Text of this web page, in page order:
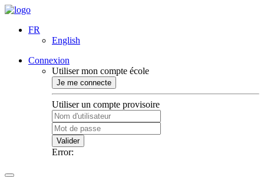
FR
English
Connexion
Utiliser mon compte école
Je me connecte
Utiliser un compte provisoire
Valider
Error: